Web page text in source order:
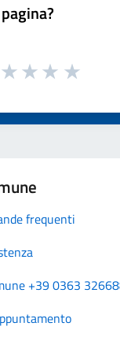
frequenti
+39 0363